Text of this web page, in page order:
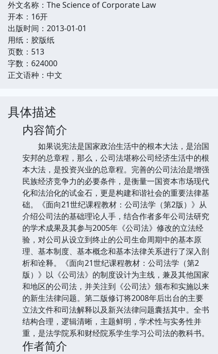
外文名称：The Science of Corporate Law
开本：16开
出版时间：2013-01-01
用纸：胶版纸
页数：513
字数：624000
正文语种：中文
具体描述
内容简介
如果说宪法是国家政治生活中的根本大法，是治国
安邦的总章程，那么，公司法堪称公司经济生活中的根
本大法，是投资兴业的总章程。完善的公司法治是增强
民族经济竞争力的必要条件，是衡量一国资本市场现代
化和法治化的试金石，更是构建和谐社会的重要法律基
础。《面向21世纪课程教材：公司法学（第2版）》从
介绍公司法的基础理论人手，结合作者多年公司法研究
的学术成果及其参与2005年《公司法》修改的立法经
验，对公司从设立到终止的公司生命周期中的基本原
理、基本制度、基本概念和基本法律关系进行了深入剖
析和诠释。《面向21世纪课程教材：公司法学（第2
版）》以《公司法》的制度设计为主线，兼及其他国家
和地区的公司法，并关注到《公司法》颁布和实施以来
的新生法律问题。第二版修订将2008年后出台的主要
立法文件和司法解释以及新兴法律问题囊括其中。全书
结构合理，逻辑清晰，主题鲜明，学术性与实务性并
重，是法学院系和财经院系学生学习公司法的教科书。
作者简介